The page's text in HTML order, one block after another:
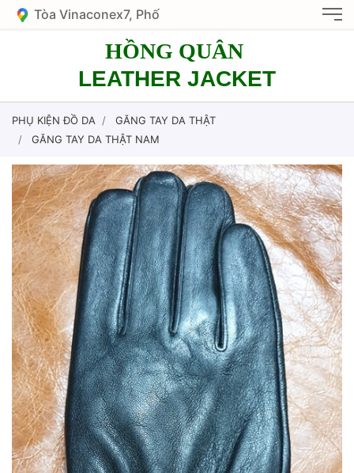
Tòa Vinaconex7, Phố
HỒNG QUÂN
LEATHER JACKET
PHỤ KIỆN ĐỒ DA
GĂNG TAY DA THẬT
GĂNG TAY DA THẬT NAM